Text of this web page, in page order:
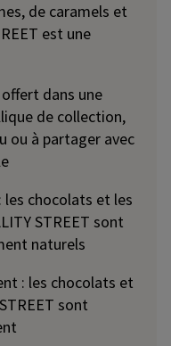
de caramels et
est une
dans une
de collection,
ou à partager avec
chocolats et les
STREET sont
naturels
: les chocolats et
sont